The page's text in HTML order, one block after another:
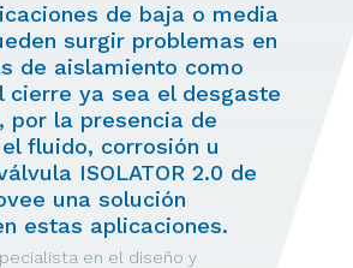
de baja o media
surgir problemas en
de aislamiento como
cierre ya sea el desgaste
por la presencia de
fluido, corrosión u
ISOLATOR 2.0 de
una solución
estas aplicaciones.
en el diseño y